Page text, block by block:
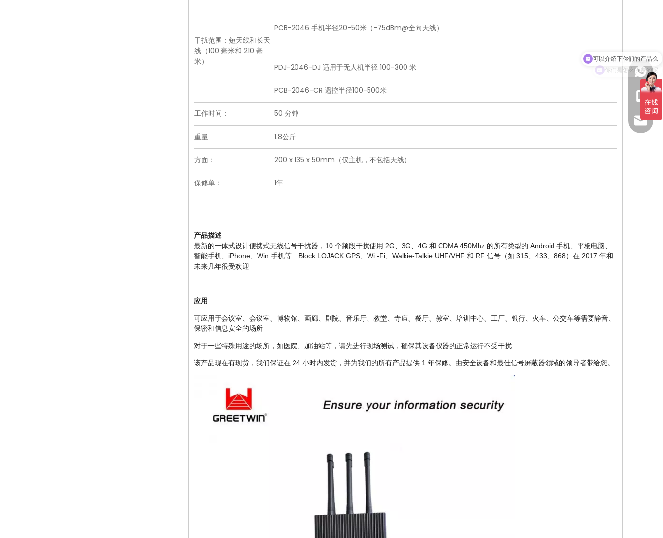
干扰范围：短天线和长天
线（100 毫米和 210 毫
米）
PCB-2046 手机半径20-50米（-75dBm@全向天线）
PDJ-2046-DJ 适用于无人机半径 100-300 米
PCB-2046-CR 遥控半径100-500米
工作时间： 50 分钟
重量 1.8公斤
方面： 200 x 135 x 50mm（仅主机，不包括天线）
保修单： 1年
产品描述
最新的一体式设计便携式无线信号干扰器，10 个频段干扰使用 2G、3G、4G 和 CDMA 450Mhz 的所有类型的 Android 手机、平板电脑、
智能手机、iPhone、Win 手机等，Block LOJACK GPS、Wi -Fi、Walkie-Talkie UHF/VHF 和 RF 信号（如 315、433、868）在 2017 年和
未来几年很受欢迎
应用
可应用于会议室、会议室、博物馆、画廊、剧院、音乐厅、教堂、寺庙、餐厅、教室、培训中心、工厂、银行、火车、公交车等需要静音、
保密和信息安全的场所
对于一些特殊用途的场所，如医院、加油站等，请先进行现场测试，确保其设备仪器的正常运行不受干扰
该产品现在有现货，我们保证在 24 小时内发货，并为我们的所有产品提供 1 年保修。由安全设备和最佳信号屏蔽器领域的领导者带给您。
你们是怎么收费的呢